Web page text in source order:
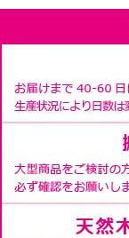
背面は同じ材種
お部屋の間仕切